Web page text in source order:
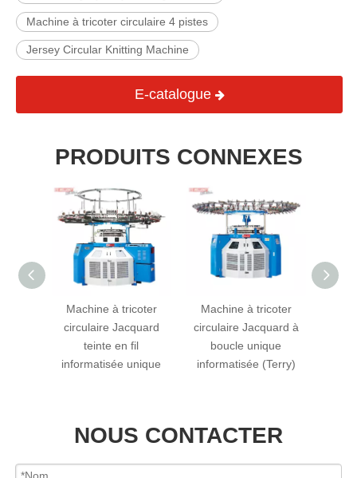
Machine à tricoter circulaire 4 pistes
Jersey Circular Knitting Machine
E-catalogue
PRODUITS CONNEXES
Machine à tricoter
circulaire Jacquard
teinte en fil
informatisée unique
Machine à tricoter
circulaire Jacquard à
boucle unique
informatisée (Terry)
NOUS CONTACTER